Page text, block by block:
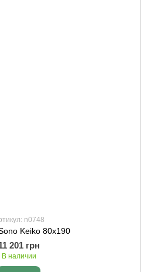
n0748
Keiko 80х190
201 грн
В наличии